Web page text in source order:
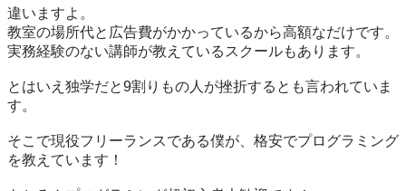
違いますよ。
教室の場所代と広告費がかかっているから高額なだけです。
実務経験のない講師が教えているスクールもあります。
とはいえ独学だと9割りもの人が挫折するとも言われていま
す。
そこで現役フリーランスである僕が、格安でプログラミング
を教えています！